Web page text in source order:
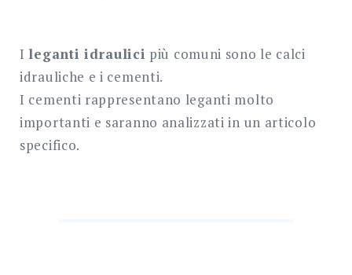
I leganti idraulici più comuni sono le calci
idrauliche e i cementi.
I cementi rappresentano leganti molto
importanti e saranno analizzati in un articolo
specifico.